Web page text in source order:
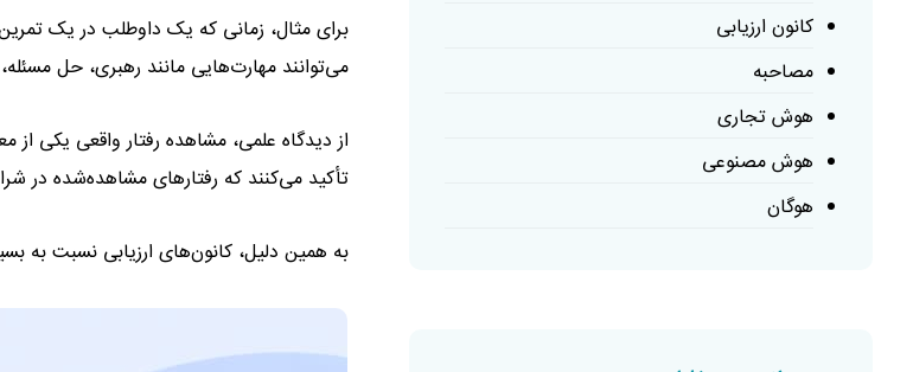
برای مثال، زمانی که یک داوطلب در یک
می‌توانند مهارت‌هایی مانند رهبری، حل
از دیدگاه علمی، مشاهده رفتار واقعی یکی
تأکید می‌کنند که رفتارهای مشاهده‌شده در
به همین دلیل، کانون‌های ارزیابی نسبت به
کانون ارزیابی
مصاحبه
هوش تجاری
هوش مصنوعی
هوگان